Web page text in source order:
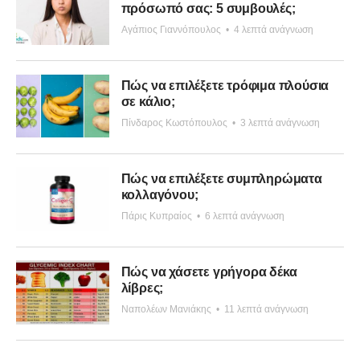
πρόσωπό σας: 5 συμβουλές;
Αγάπιος Γιαννόπουλος • 4 λεπτά ανάγνωση
Πώς να επιλέξετε τρόφιμα πλούσια
σε κάλιο;
Πίνδαρος Κωστόπουλος • 3 λεπτά ανάγνωση
Πώς να επιλέξετε συμπληρώματα
κολλαγόνου;
Πάρις Κυπραίος • 6 λεπτά ανάγνωση
Πώς να χάσετε γρήγορα δέκα
λίβρες;
Ναπολέων Μανιάκης • 11 λεπτά ανάγνωση